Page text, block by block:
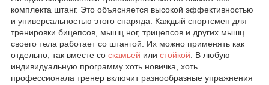
комплекта штанг. Это объясняется высокой эффективностью
и универсальностью этого снаряда. Каждый спортсмен для
тренировки бицепсов, мышц ног, трицепсов и других мышц
своего тела работает со штангой. Их можно применять как
отдельно, так вместе со скамьей или стойкой . В любую
индивидуальную программу хоть новичка, хоть
профессионала тренер включит разнообразные упражнения